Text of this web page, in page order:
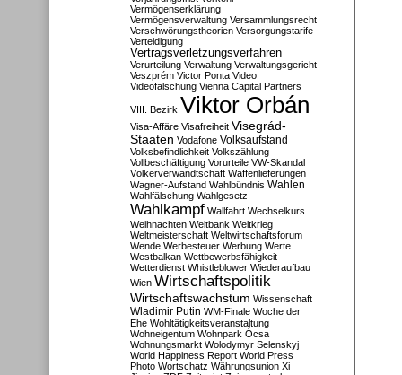
Vermögenserklärung
Vermögensverwaltung Versammlungsrecht
Verschwörungstheorien Versorgungstarife
Verteidigung
Vertragsverletzungsverfahren
Verurteilung Verwaltung Verwaltungsgericht
Veszprém Victor Ponta Video
Videofälschung Vienna Capital Partners
VIII. Bezirk Viktor Orbán
Visa-Affäre Visafreiheit Visegrád-
Staaten Vodafone Volksaufstand
Volksbefindlichkeit Volkszählung
Vollbeschäftigung Vorurteile VW-Skandal
Völkerverwandtschaft Waffenlieferungen
Wagner-Aufstand Wahlbündnis Wahlen
Wahlfälschung Wahlgesetz
Wahlkampf Wallfahrt Wechselkurs
Weihnachten Weltbank Weltkrieg
Weltmeisterschaft Weltwirtschaftsforum
Wende Werbesteuer Werbung Werte
Westbalkan Wettbewerbsfähigkeit
Wetterdienst Whistleblower Wiederaufbau
Wien Wirtschaftspolitik
Wirtschaftswachstum Wissenschaft
Wladimir Putin WM-Finale Woche der
Ehe Wohltätigkeitsveranstaltung
Wohneigentum Wohnpark Ócsa
Wohnungsmarkt Wolodymyr Selenskyj
World Happiness Report World Press
Photo Wortschatz Währungsunion Xi